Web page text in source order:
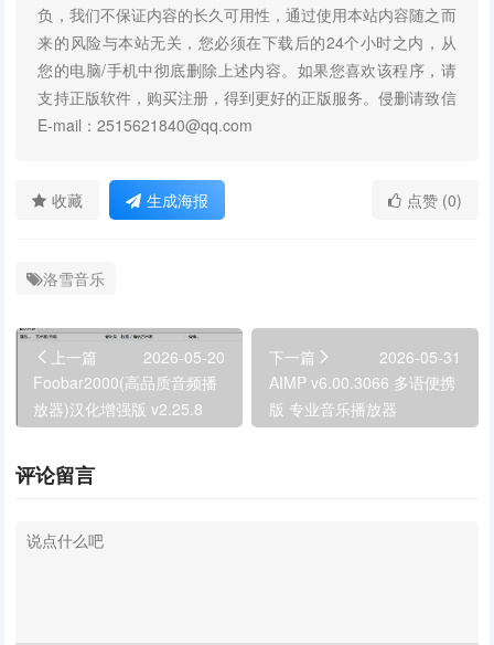
负，我们不保证内容的长久可用性，通过使用本站内容随之而
来的风险与本站无关，您必须在下载后的24个小时之内，从
您的电脑/手机中彻底删除上述内容。如果您喜欢该程序，请
支持正版软件，购买注册，得到更好的正版服务。侵删请致信
E-mail：2515621840@qq.com
收藏 生成海报 点赞 (0)
洛雪音乐
上一篇
2026-05-20
Foobar2000(高品质音频播
放器)汉化增强版 v2.25.8
下一篇
2026-05-31
AIMP v6.00.3066 多语便携
版 专业音乐播放器
评论留言